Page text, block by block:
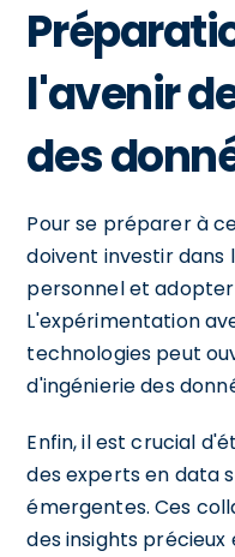
l'avenir
des
Pour se préparer à
doivent investir
personnel et
L'expérimentation
technologies peut
d'ingénierie des
Enfin, il est crucial
des experts en data
émergentes. Ces
des insights